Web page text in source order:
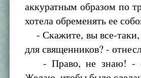
аккуратным образом по
хотела обременять ее
- Скажите, вы все-таки,
для священников? -
- Право, не знаю! -